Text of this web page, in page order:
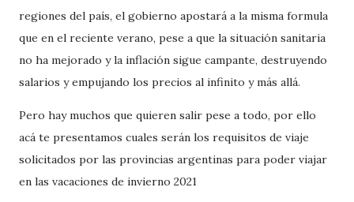
regiones del país, el gobierno apostará a la misma formula
que en el reciente verano, pese a que la situación sanitaria
no ha mejorado y la inflación sigue campante, destruyendo
salarios y empujando los precios al infinito y más allá.
Pero hay muchos que quieren salir pese a todo, por ello
acá te presentamos cuales serán los requisitos de viaje
solicitados por las provincias argentinas para poder viajar
en las vacaciones de invierno 2021